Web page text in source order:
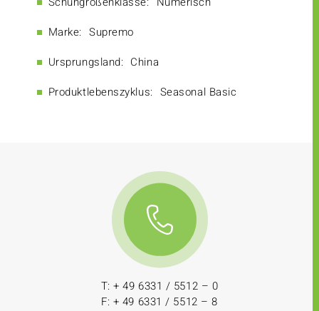
Marke: Supremo
Ursprungsland: China
Produktlebenszyklus: Seasonal Basic
T: + 49 6331 / 5512 – 0
F: + 49 6331 / 5512 – 8